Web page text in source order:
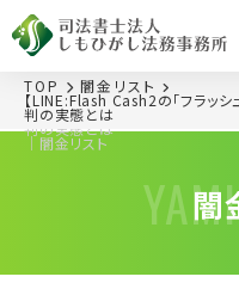
闇
【LINE:Flash Cash2の「フラッシ
判の実態とは
｜闇⾦リスト
TOP 闇⾦リスト
【LINE:Flash Cash2の「フラッシ
判の実態とは